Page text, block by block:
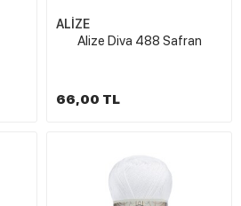
ALİZE
Alize Diva 488 Safran
66,00 TL